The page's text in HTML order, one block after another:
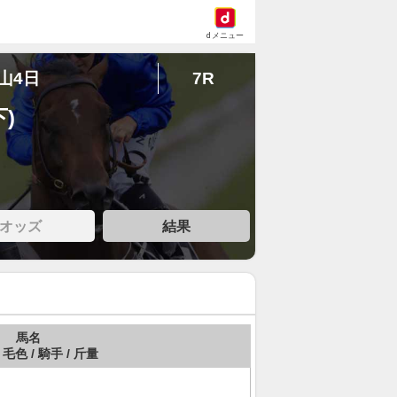
dメニュー
4日 7R
)
オッズ 結果
馬名
色 / 騎手 / 斤量